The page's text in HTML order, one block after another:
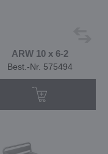
ARW 10 x 6-2
Best.-Nr. 575494